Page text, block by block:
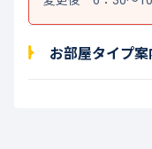
お部屋タイプ案